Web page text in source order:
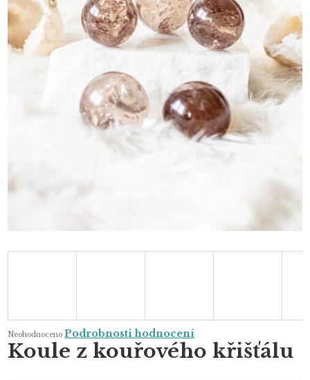
Průměrné
produktu
je
Neohodnoceno Podrobnosti hodnocení
Koule z kouřového křišťálu